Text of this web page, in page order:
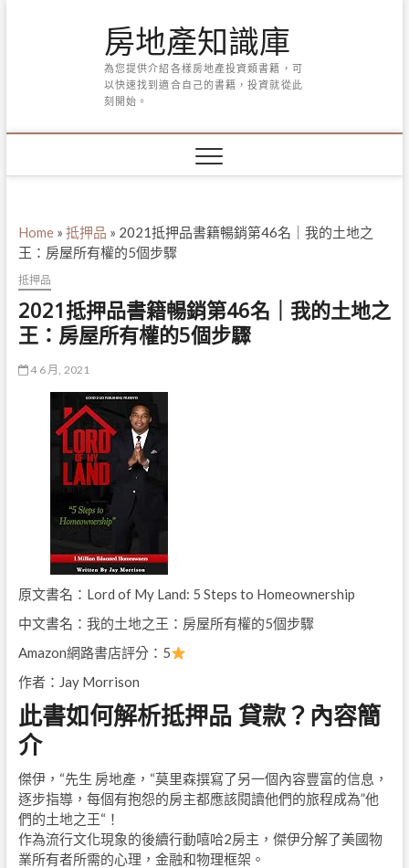
房地產知識庫
為您提供介紹各樣房地產投資類書籍，可
以快速找到適合自己的書籍，投資就從此
刻開始。
Home» 抵押品 » 2021抵押品書籍暢銷第46名｜我的土地之
王：房屋所有權的5個步驟
抵押品
2021抵押品書籍暢銷第46名｜我的土地之
王：房屋所有權的5個步驟
4 6 月, 2021
原文書名：Lord of My Land: 5 Steps to Homeownership
中文書名：我的土地之王：房屋所有權的5個步驟
Amazon網路書店評分：5
作者：Jay Morrison
此書如何解析抵押品 貸款？內容簡
介
傑伊，“先生 房地產，“莫里森撰寫了另一個內容豐富的信息，
逐步指導，每個有抱怨的房主都應該閱讀他們的旅程成為”他
們的土地之王“！
作為流行文化現象的後續行動嘻哈2房主，傑伊分解了美國物
業所有者所需的心理，金融和物理框架。